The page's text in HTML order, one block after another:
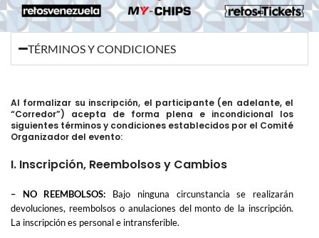
TÉRMINOS Y CONDICIONES
Al formalizar su inscripción, el participante (en adelante, el
“Corredor”) acepta de forma plena e incondicional los
siguientes términos y condiciones establecidos por el Comité
Organizador del evento:
I. Inscripción, Reembolsos y Cambios
– NO REEMBOLSOS: Bajo ninguna circunstancia se realizarán
devoluciones, reembolsos o anulaciones del monto de la inscripción.
La inscripción es personal e intransferible.